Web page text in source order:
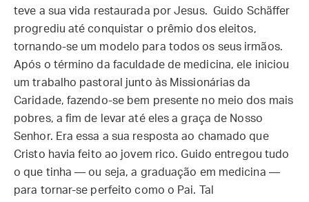
teve a sua vida restaurada por Jesus. Guido Schäffer
progrediu até conquistar o prêmio dos eleitos,
tornando-se um modelo para todos os seus irmãos.
Após o término da faculdade de medicina, ele iniciou
um trabalho pastoral junto às Missionárias da
Caridade, fazendo-se bem presente no meio dos mais
pobres, a fim de levar até eles a graça de Nosso
Senhor. Era essa a sua resposta ao chamado que
Cristo havia feito ao jovem rico. Guido entregou tudo
o que tinha — ou seja, a graduação em medicina —
para tornar-se perfeito como o Pai. Tal